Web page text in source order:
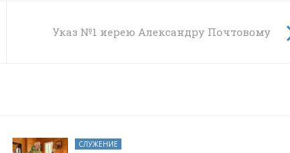
Указ №1 иерею Александру Почтовому
СЛУЖЕНИЕ